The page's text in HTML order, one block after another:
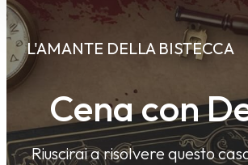
L'AMANTE DELLA BISTECCA
Cena con
Riuscirai a risolvere questo